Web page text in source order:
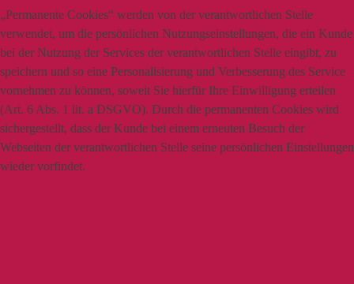
„Permanente Cookies“ werden von der verantwortlichen Stelle
verwendet, um die persönlichen Nutzungseinstellungen, die ein Kunde
bei der Nutzung der Services der verantwortlichen Stelle eingibt, zu
speichern und so eine Personalisierung und Verbesserung des Service
vornehmen zu können, soweit Sie hierfür Ihre Einwilligung erteilen
(Art. 6 Abs. 1 lit. a DSGVO). Durch die permanenten Cookies wird
sichergestellt, dass der Kunde bei einem erneuten Besuch der
Webseiten der verantwortlichen Stelle seine persönlichen Einstellungen
wieder vorfindet.